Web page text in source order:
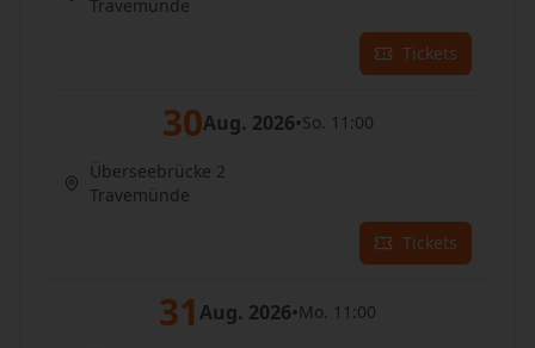
Travemünde
Tickets
30Aug. 2026•So. 11:00
Überseebrücke 2
Travemünde
Tickets
31 Aug. 2026•Mo. 11:00